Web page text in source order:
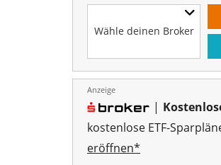
Wähle deinen Broker
Anzeige
|
kostenlose ETF-
eröffnen*